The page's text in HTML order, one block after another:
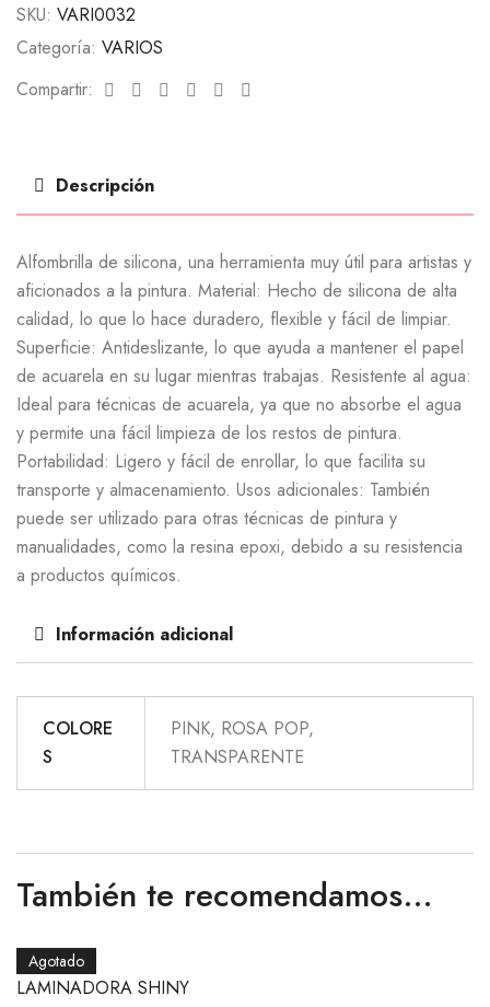
SKU: VARI0032
Categoría: VARIOS
Compartir:
Facebook
TwitterLinkedinGoogle+Pinterest
Descripción
Alfombrilla de silicona, una herramienta muy útil para artistas y
aficionados a la pintura. Material: Hecho de silicona de alta
calidad, lo que lo hace duradero, flexible y fácil de limpiar.
Superficie: Antideslizante, lo que ayuda a mantener el papel
de acuarela en su lugar mientras trabajas. Resistente al agua:
Ideal para técnicas de acuarela, ya que no absorbe el agua
y permite una fácil limpieza de los restos de pintura.
Portabilidad: Ligero y fácil de enrollar, lo que facilita su
transporte y almacenamiento. Usos adicionales: También
puede ser utilizado para otras técnicas de pintura y
manualidades, como la resina epoxi, debido a su resistencia
a productos químicos.
Información adicional
COLORE
S
PINK, ROSA POP,
TRANSPARENTE
También te recomendamos…
Agotado
LAMINADORA SHINY